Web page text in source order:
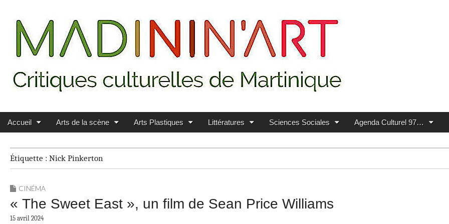
MADININ'ART
Main menu
Skip to content
Accueil Arts de la scène Arts Plastiques Littératures Sciences Sociales Agenda Culturel 97…
Étiquette : Nick Pinkerton
CINÉMA
« The Sweet East », un film de Sean Price Williams
15 avril 2024